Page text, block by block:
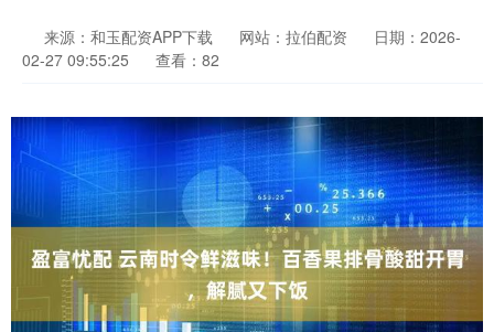
来源：和玉配资APP下载 网站：拉伯配资
日期：2026-
02-27 09:55:25
查看：82